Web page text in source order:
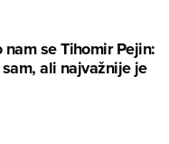
nam se Tihomir Pejin:
ali najvažnije je